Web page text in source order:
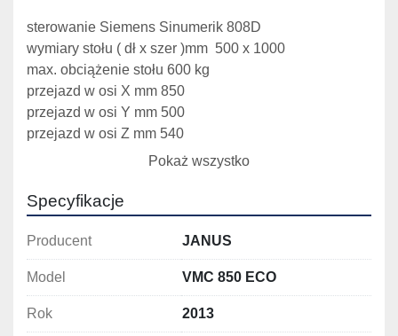
sterowanie Siemens Sinumerik 808D
wymiary stołu ( dł x szer )mm  500 x 1000
max. obciążenie stołu 600 kg
przejazd w osi X mm 850
przejazd w osi Y mm 500
przejazd w osi Z mm 540
przejazd szybki w osi X m/min 24
przejazd szybki w osi Z m/min 24
obroty wrzeciona obr/min20 - 6000
stożek wrzeciona — BT40
moc sinika wrzeciona kW 9
ilość narzędzi szt 24
Pokaż wszystko
Specyfikacje
Producent JANUS
Model VMC 850 ECO
Rok 2013